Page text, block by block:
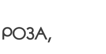
РОЗА,